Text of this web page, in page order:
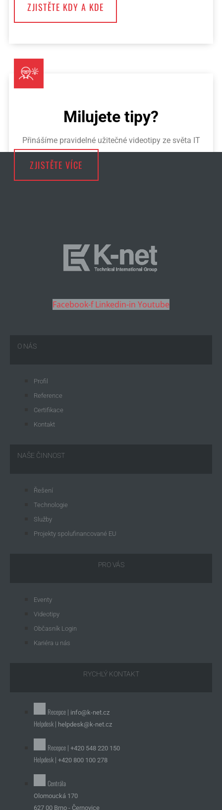
ZJISTĚTE KDY A KDE
Milujete tipy?
Přinášíme pravidelné užitečné videotipy ze světa IT
ZJISTĚTE VÍCE
Facebook-f Linkedin-in Youtube
O NÁS
Profil
Reference
Certifikace
Kontakt
NAŠE ČINNOST
Řešení
Technologie
Služby
Projekty spolufinancované EU
PRO VÁS
Eventy
Videotipy
Občasník Login
Kariéra u nás
RYCHLÝ KONTAKT
Recepce | info@k-net.cz
Helpdesk | helpdesk@k-net.cz
Recepce | +420 548 220 150
Helpdesk | +420 800 100 278
Centrála
Olomoucká 170
627 00 Brno - Černovice